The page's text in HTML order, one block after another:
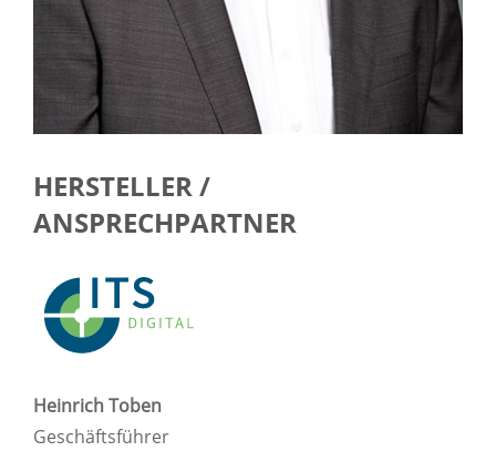
HERSTELLER /
ANSPRECHPARTNER
Heinrich Toben
Geschäftsführer